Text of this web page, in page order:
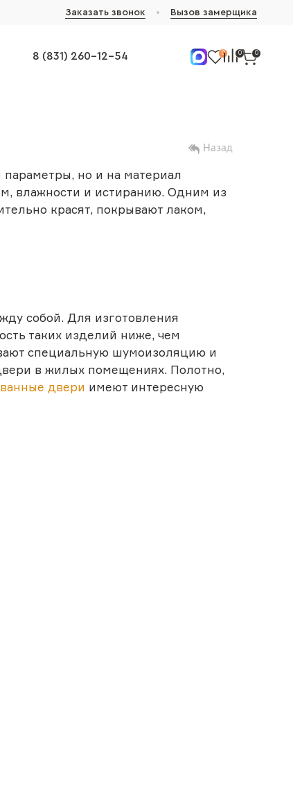
Заказать звонок Вызов замерщика
8 (831) 260-12-54 0 0 0
Назад
но и на материал
влажности и истиранию. Одним из
красят, покрывают лаком,
собой. Для изготовления
таких изделий ниже, чем
специальную шумоизоляцию и
в жилых помещениях. Полотно,
двери имеют интересную